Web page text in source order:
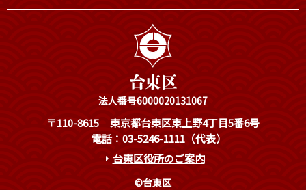
法人番号6000020131067
〒110-8615
東京都台東区東上野4丁目5番6号
電話：03-5246-1111（代表）
台東区役所のご案内
©台東区